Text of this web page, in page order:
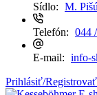
Sídlo: M.
Telefón: 044
E-mail: info-
Prihlásiť/Registrovať